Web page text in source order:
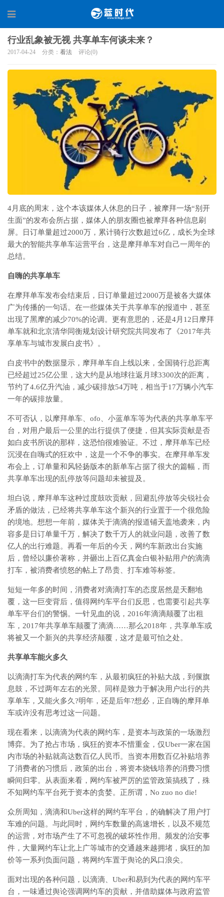
行业乱象被无视 共享单车何谈未来？
2017-04-24 分类： 看法 评论(0)
4月底的周末，这个本该媒体人休息的日子，被摩拜一场“别开
生面”的发布会所占据，媒体人的朋友圈也被摩拜各种信息刷
屏。日订单量超过2000万，累计骑行次数超过6亿，成长为全球
最大的智能共享单车运营平台，这是摩拜单车对自己一周年的
总结。
自嗨的共享单车
在摩拜单车发布会结束后，日订单量超过2000万是被各大媒体
广为传播的一句话。在一些媒体关于共享单车的报道中，甚至
出现了黑摩的减少70%的论调。更有意思的，还是4月12日摩拜
单车就和北京清华同衡规划设计研究院共同发布了《2017年共
享单车与城市发展白皮书》。
白皮书中的数据显示，摩拜单车自上线以来，全国骑行总距离
已经超过25亿公里，这大约是从地球往返月球3300次的距离，
节约了4.6亿升汽油，减少碳排放54万吨，相当于17万辆小汽车
一年的碳排放量。
不可否认，以摩拜单车、ofo、小蓝单车等为代表的共享单车平
台，对用户最后一公里的出行提供了便捷，但其实际贡献是否
如白皮书所说的那样，这恐怕很难验证。不过，摩拜单车已经
沉浸在自嗨式的狂欢中，这是一个不争的事实。在摩拜单车发
布会上，订单量和风轻扬版本的新单车占据了很大的篇幅，而
共享单车出现的乱停放等问题却未被提及。
坦白说，摩拜单车这种过度鼓吹贡献，回避乱停放等尖锐社会
矛盾的做法，已经将共享单车这个新兴的行业置于一个很危险
的境地。想想一年前，媒体关于滴滴的报道铺天盖地袭来，内
容多是日订单量千万，解决了数千万人的就业问题，改善了数
亿人的出行难题。再看一年后的今天，网约车新政出台实施
后，曾经以廉价著称，并砸出上百亿真金白银补贴用户的滴滴
打车，被消费者愤怒的帖上了昂贵、打车难等标签。
短短一年多的时间，消费者对滴滴打车的态度居然是天翻地
覆，这一巨变背后，值得网约车平台们反思，也需要引起共享
单车平台们的警惕。一针见血的说，2016年滴滴颠覆了出租
车，2017年共享单车颠覆了滴滴……那么2018年，共享单车或
将被又一个新兴的共享经济颠覆，这才是最可怕之处。
共享单车能火多久
以滴滴打车为代表的网约车，从最初疯狂的补贴大战，到偃旗
息鼓，不过两年左右的光景。同样是致力于解决用户出行的共
享单车，又能火多久?明年，还是后年?想必，正自嗨的摩拜单
车或许没有思考过这一问题。
现在看来，以滴滴为代表的网约车，是资本与政策的一场激烈
博弈。为了抢占市场，疯狂的资本不惜重金，仅Uber一家在国
内市场的补贴就高达数百亿人民币。当资本用数百亿补贴培养
了消费者的习惯后，政策的出台，将资本烧钱培养的消费习惯
瞬间归零。从表面来看，网约车被严厉的监管政策搞残了，殊
不知网约车平台死于资本的贪婪。正所谓，No zuo no die!
众所周知，滴滴和Uber这样的网约车平台，的确解决了用户打
车难的问题。与此同时，网约车数量的高速增长，以及不规范
的运营，对市场产生了不可忽视的破坏性作用。频发的治安事
件，大量网约车让北上广等城市的交通越来越拥堵，疯狂的加
价等一系列负面问题，将网约车置于舆论的风口浪尖。
面对出现的各种问题，以滴滴、Uber和易到为代表的网约车平
台，一味通过舆论强调网约车的贡献，并借助媒体与政府监管